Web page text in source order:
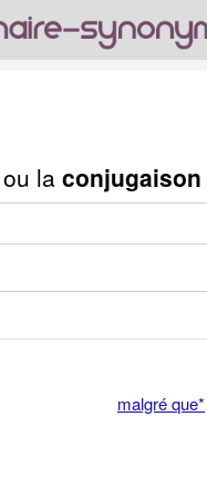
ou la conjugaison
malgré que*